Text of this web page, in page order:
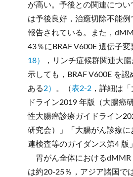
が高い。予後との関連につ
は予後良好，治癒切除不能例
報告されている。また，
43％にBRAF V600E 遺伝子
18）
，リンチ症候群関連大
示しても，BRAF V600E を
ある2） 。（表2-2 ，詳細は
ドライン2019 年版（大腸癌
性大腸癌診療ガイドライン
研究会）」「大腸がん診療に
連検査等のガイダンス第4 版
胃がん全体における
は約20-25％，アジア諸国で